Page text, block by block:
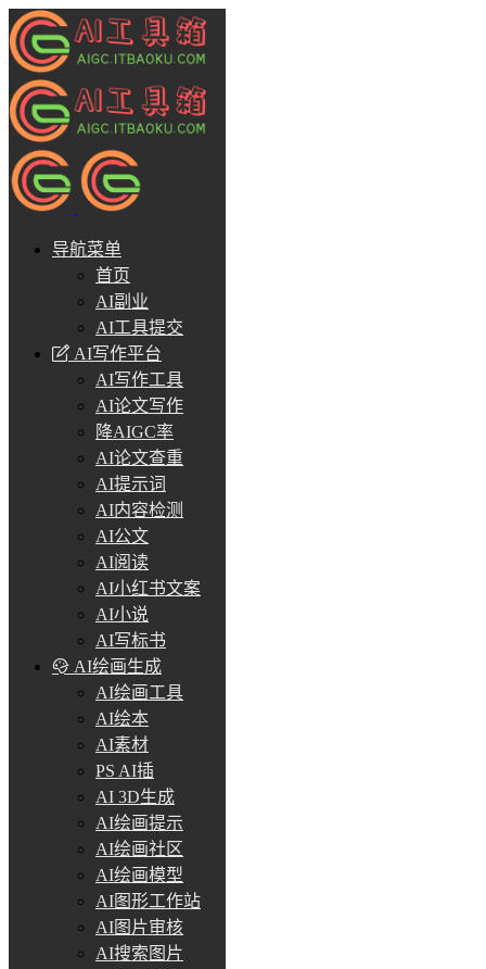
导航菜单
首页
AI副业
AI工具提交
AI写作平台
AI写作工具
AI论文写作
降AIGC率
AI论文查重
AI提示词
AI内容检测
AI公文
AI阅读
AI小红书文案
AI小说
AI写标书
AI绘画生成
AI绘画工具
AI绘本
AI素材
PS AI插
AI 3D生成
AI绘画提示
AI绘画社区
AI绘画模型
AI图形工作站
AI图片审核
AI搜索图片